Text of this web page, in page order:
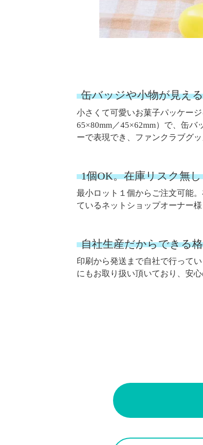
缶バッジや小物が見え
小さくて可愛いお菓子パッケー
65×80mm／45×62mm）で、缶
ーで表現でき、ファンクラブグ
1個OK。在庫リスク無
最小ロット１個からご注文可能
ているネットショップオーナー
自社生産だからできる
印刷から発送まで自社で行って
にもお取り扱い頂いており、安